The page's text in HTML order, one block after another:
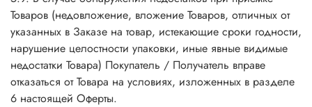
Товаров (недовложение, вложение Товаров, отличных от
указанных в Заказе на товар, истекающие сроки годности,
нарушение целостности упаковки, иные явные видимые
недостатки Товара) Покупатель / Получатель вправе
отказаться от Товара на условиях, изложенных в разделе
6 настоящей Оферты.